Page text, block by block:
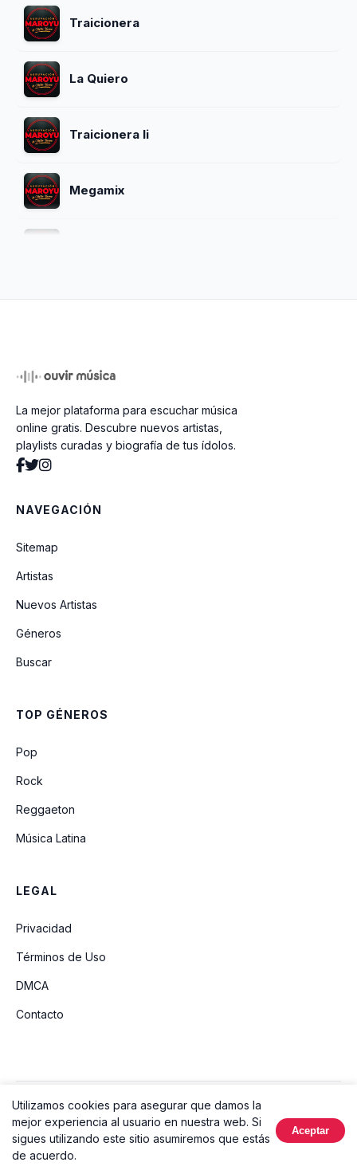
Traicionera
La Quiero
Traicionera Ii
Megamix
Tu Traicion
Mi Destino
La mejor plataforma para escuchar música
online gratis. Descubre nuevos artistas,
playlists curadas y biografía de tus ídolos.
NAVEGACIÓN
Sitemap
Artistas
Nuevos Artistas
Géneros
Buscar
TOP GÉNEROS
Pop
Rock
Reggaeton
Música Latina
LEGAL
Privacidad
Términos de Uso
DMCA
Contacto
© 2026 Ouvir Música. Todos los derechos reservados.
Hecho con
Utilizamos cookies para asegurar que damos la
mejor experiencia al usuario en nuestra web. Si
sigues utilizando este sitio asumiremos que estás
de acuerdo.
Aceptar